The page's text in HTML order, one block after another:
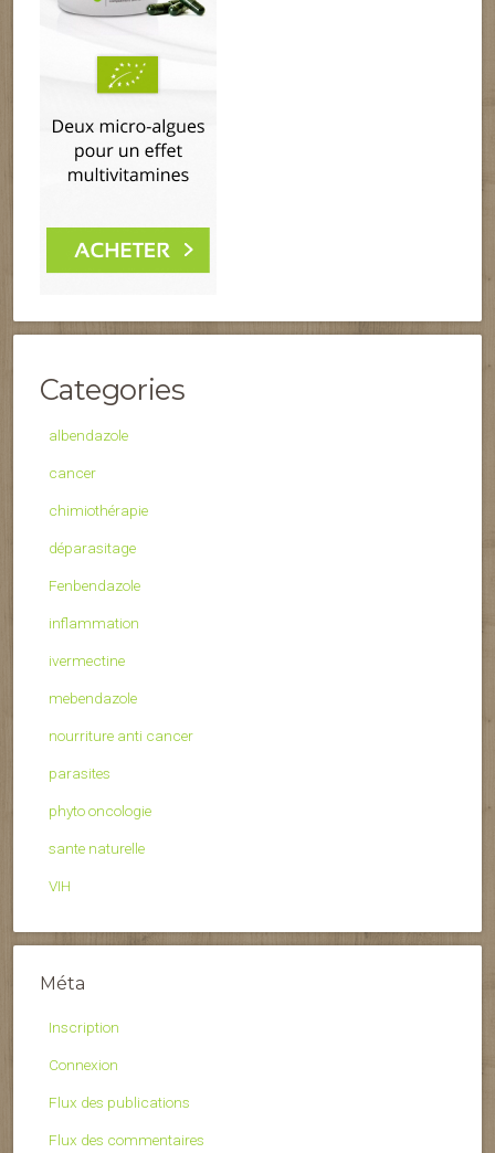
Categories
albendazole
cancer
chimiothérapie
déparasitage
Fenbendazole
inflammation
ivermectine
mebendazole
nourriture anti cancer
parasites
phyto oncologie
sante naturelle
VIH
Méta
Inscription
Connexion
Flux des publications
Flux des commentaires